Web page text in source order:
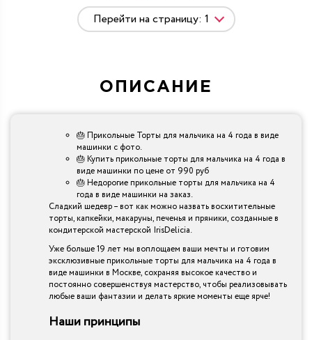
ОПИСАНИЕ
🎂 Прикольные Торты для мальчика на 4 года в виде
машинки с фото.
🎂 Купить прикольные торты для мальчика на 4 года в
виде машинки по цене от 990 руб
🎂 Недорогие прикольные торты для мальчика на 4
года в виде машинки на заказ.
Сладкий шедевр – вот как можно назвать восхитительные
торты, капкейки, макаруны, печенья и пряники, созданные в
кондитерской мастерской IrisDelicia.
Уже больше 19 лет мы воплощаем ваши мечты и готовим
эксклюзивные прикольные торты для мальчика на 4 года в
виде машинки в Москве, сохраняя высокое качество и
постоянно совершенствуя мастерство, чтобы реализовывать
любые ваши фантазии и делать яркие моменты еще ярче!
Наши принципы